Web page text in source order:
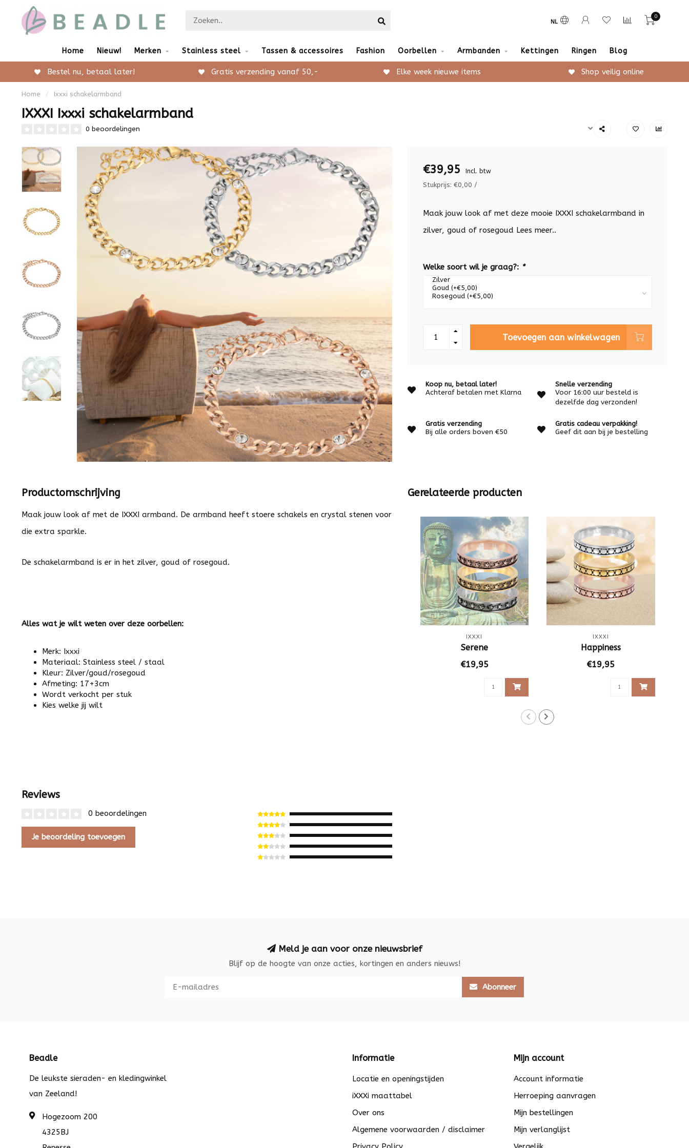
NL
0
Home Nieuw! Merken Stainless steel Tassen & accessoires Fashion Oorbellen Armbanden Kettingen Ringen Blog
Bestel nu, betaal later! Gratis verzending vanaf 50,- Elke week nieuwe items Shop veilig online
Home / Ixxxi schakelarmband
IXXXI Ixxxi schakelarmband
0 beoordelingen
€39,95 Incl. btw
Stukprijs: €0,00 /
Maak jouw look af met deze mooie IXXXI schakelarmband in
zilver, goud of rosegoud Lees meer..
Welke soort wil je graag?: *
Toevoegen aan winkelwagen
Koop nu, betaal later!
Achteraf betalen met Klarna
Snelle verzending
Voor 16:00 uur besteld is
dezelfde dag verzonden!
Gratis verzending
Bij alle orders boven €50
Gratis cadeau verpakking!
Geef dit aan bij je bestelling
Productomschrijving
Maak jouw look af met de IXXXI armband. De armband heeft stoere schakels en crystal stenen voor
die extra sparkle.
De schakelarmband is er in het zilver, goud of rosegoud.
Alles wat je wilt weten over deze oorbellen:
Merk: Ixxxi
Materiaal: Stainless steel / staal
Kleur: Zilver/goud/rosegoud
Afmeting: 17+3cm
Wordt verkocht per stuk
Kies welke jij wilt
Reviews
0 beoordelingen
Je beoordeling toevoegen
Gerelateerde producten
IXXXI
Serene
€19,95
IXXXI
Happiness
€19,95
Meld je aan voor onze nieuwsbrief
Blijf op de hoogte van onze acties, kortingen en anders nieuws!
Abonneer
Beadle
De leukste sieraden- en kledingwinkel
van Zeeland!
Hogezoom 200
4325BJ
Informatie
Locatie en openingstijden
iXXXi maattabel
Over ons
Algemene voorwaarden / disclaimer
Mijn account
Account informatie
Herroeping aanvragen
Mijn bestellingen
Mijn verlanglijst